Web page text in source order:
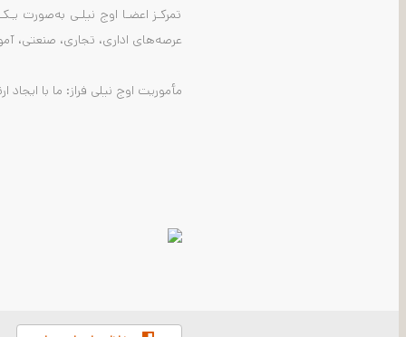
تمرکـز اعضـا اوج نیلـی به‌صورت
عرصه‌های اداری، تجاری، صنعتی،
مأموریت اوج نیلی فراز: ما با